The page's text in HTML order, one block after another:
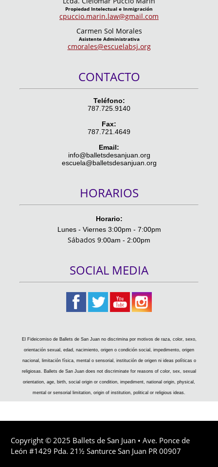
Propiedad Intelectual e Inmigración
cpuccio.marin.law@gmail.com
Carmen Sol Morales
Asistente Administrativa
cmorales@escuelabsj.org
CONTACTO
Teléfono:
787.725.9140
Fax:
787.721.4649
Email:
info@balletsdesanjuan.org
escuela@balletsdesanjuan.org
HORARIOS
Horario:
Lunes - Viernes 3:00pm - 7:00pm
Sábados 9:00am - 2:00pm
SOCIAL MEDIA
El Fideicomiso de Ballets de San Juan no discrimina por motivos de raza, color, sexo,
orientación sexual, edad, nacimiento, origen o condición social, impedimento, origen
nacional, limitación física, mental o sensorial, institución de origen ni ideas políticas o
religiosas. Ballets de San Juan does not discriminate for reasons of color, sex, sexual
orientation, age, birth, social origin or condition, impediment, national origin, physical,
mental or sensorial limitation, origin of institution, political or religious ideas.
Copyright © 2025 Ballets de San Juan • Ave. Ponce de
León #1429 Pda. 21½ Santurce San Juan PR 00907